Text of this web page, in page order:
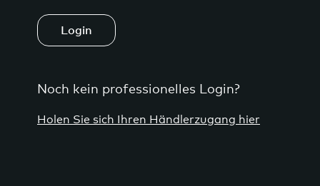
Login
Noch kein professionelles Login?
Holen Sie sich Ihren Händlerzugang hier